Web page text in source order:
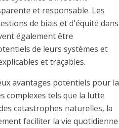
et responsable. Les
de biais et d'équité dans
également être
de leurs systèmes et
et traçables.
avantages potentiels pour la
complexes tels que la lutte
catastrophes naturelles, la
faciliter la vie quotidienne